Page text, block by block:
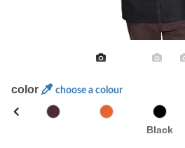
color choose a colour
Black